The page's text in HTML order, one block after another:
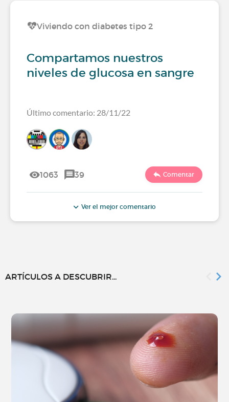
Viviendo con diabetes tipo 2
Compartamos nuestros
niveles de glucosa en sangre
Último comentario: 28/11/22
1063 39 Comentar
Ver el mejor comentario
ARTÍCULOS A DESCUBRIR...